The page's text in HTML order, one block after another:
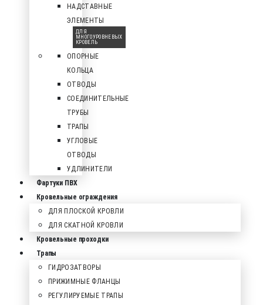
НАДСТАВНЫЕ
ЭЛЕМЕНТЫ
ДЛЯ
МНОГОУРОВНЕВЫХ
КРОВЕЛЬ
ОПОРНЫЕ
КОЛЬЦА
ОТВОДЫ
СОЕДИНИТЕЛЬНЫЕ
ТРУБЫ
ТРАПЫ
УГЛОВЫЕ
ОТВОДЫ
УДЛИНИТЕЛИ
Фартуки ПВХ
Кровельные ограждения
ДЛЯ ПЛОСКОЙ КРОВЛИ
ДЛЯ СКАТНОЙ КРОВЛИ
Кровельные проходки
Трапы
ГИДРОЗАТВОРЫ
ПРИЖИМНЫЕ ФЛАНЦЫ
РЕГУЛИРУЕМЫЕ ТРАПЫ